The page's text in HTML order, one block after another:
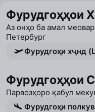
Фурудгоҳҳои
Аз онҳо ба амал
Петербург
Фурудгоҳи хҷнд
Фурудгоҳҳои
Парвозҳоро қабул
Фурудгоҳи